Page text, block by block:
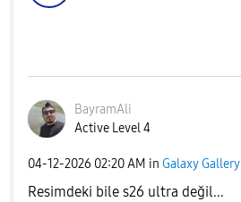
BayramAli
Active Level 4
‎04-12-2026 02:20 AM in Galaxy Gallery
Resimdeki bile s26 ultra değil...